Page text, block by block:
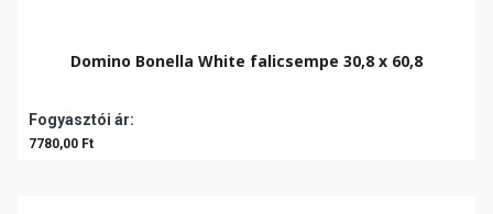
Domino Bonella White falicsempe 30,8 x 60,8
Fogyasztói ár:
7780,00 Ft